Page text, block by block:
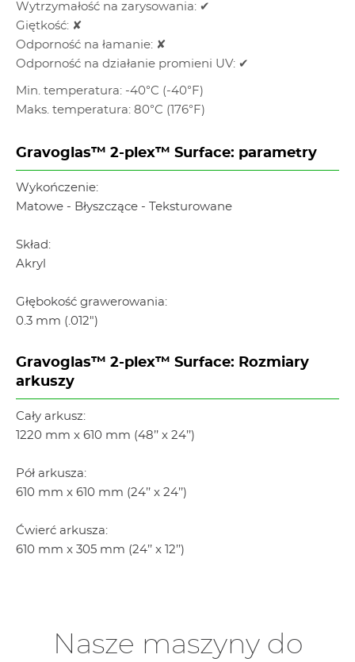
Wytrzymałość na zarysowania: ✔
Giętkość: ✘
Odporność na łamanie: ✘
Odporność na działanie promieni UV: ✔
Min. temperatura: -40°C (-40°F)
Maks. temperatura: 80°C (176°F)
Gravoglas™ 2-plex™ Surface: parametry
Wykończenie:
Matowe - Błyszczące - Teksturowane
Skład:
Akryl
Głębokość grawerowania:
0.3 mm (.012")
Gravoglas™ 2-plex™ Surface: Rozmiary
arkuszy
Cały arkusz:
1220 mm x 610 mm (48’’ x 24’’)
Pół arkusza:
610 mm x 610 mm (24’’ x 24’’)
Ćwierć arkusza:
610 mm x 305 mm (24’’ x 12’’)
Nasze maszyny do